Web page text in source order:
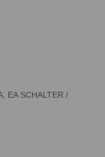
EA SCHALTER /